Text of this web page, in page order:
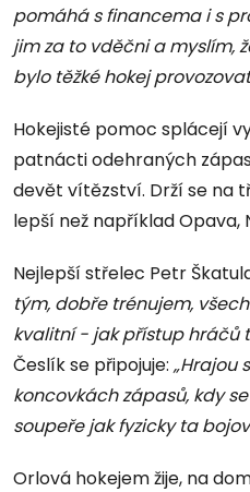
pomáhá s financema i s
jim za to vděčni a myslím,
bylo těžké hokej
Hokejisté pomoc splácejí
patnácti odehraných
devět vítězství. Drží se na
lepší než například Opava,
Nejlepší střelec Petr
tým, dobře trénujem,
kvalitní - jak přístup hráčů
Česlík se připojuje: „Hrajou
koncovkách zápasů, kdy
soupeře jak fyzicky ta
Orlová hokejem žije, na